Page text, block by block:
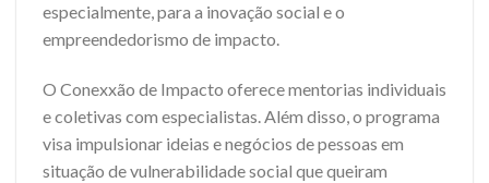
especialmente, para a inovação social e o
empreendedorismo de impacto.
O Conexxão de Impacto oferece mentorias individuais
e coletivas com especialistas. Além disso, o programa
visa impulsionar ideias e negócios de pessoas em
situação de vulnerabilidade social que queiram